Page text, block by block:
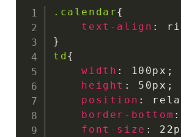
.calendar{
text-align :
}
td {
width : 100px ;
height : 50px ;
position :
border-bottom :
font-size :